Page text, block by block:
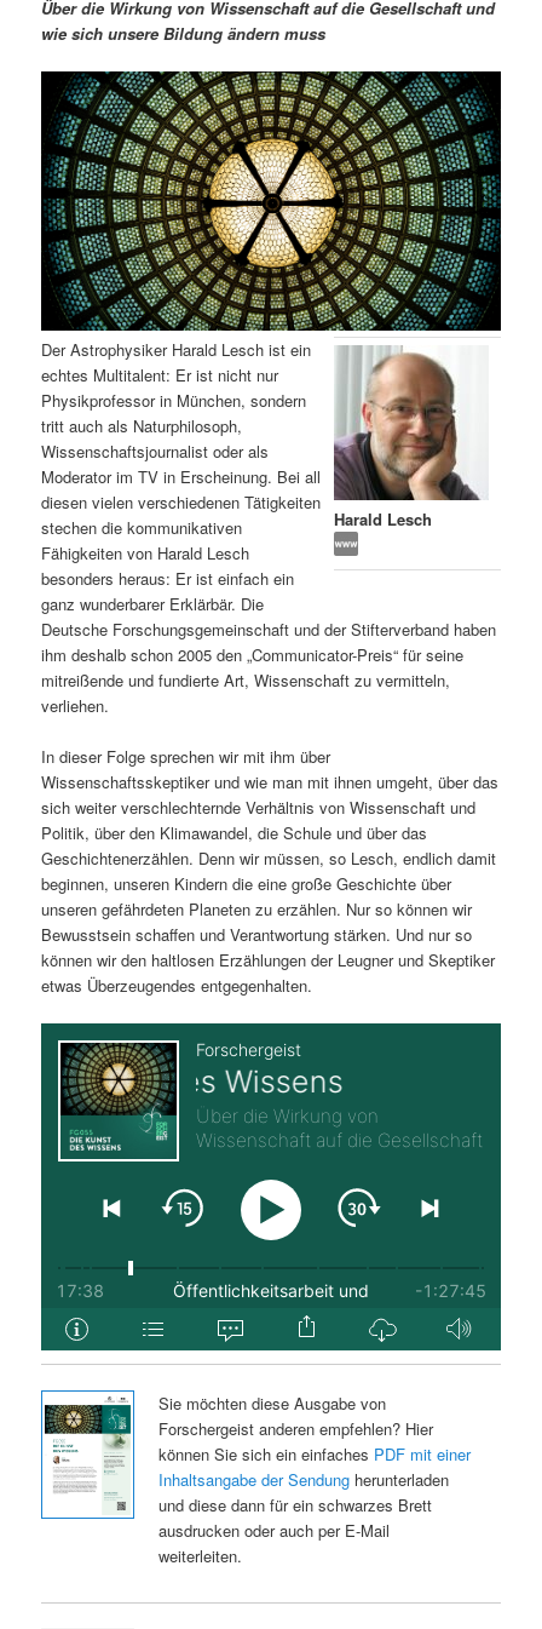
r
e
n
I
n
h
a
l
t
s
p
r
n
g
e
n
d
ä
r
e
n
I
n
h
a
l
t
s
r
i
n
g
e
n
n
a
a
t
i
o
n
Über die Wirkung von Wissenschaft auf die Gesellschaft und
wie sich unsere Bildung ändern muss
Harald Lesch
Der Astrophysiker Harald Lesch ist ein
echtes Multitalent: Er ist nicht nur
Physikprofessor in München, sondern
tritt auch als Naturphilosoph,
Wissenschaftsjournalist oder als
Moderator im TV in Erscheinung. Bei all
diesen vielen verschiedenen Tätigkeiten
stechen die kommunikativen
Fähigkeiten von Harald Lesch
besonders heraus: Er ist einfach ein
ganz wunderbarer Erklärbär. Die
Deutsche Forschungsgemeinschaft und der Stifterverband haben
ihm deshalb schon 2005 den „Communicator-Preis“ für seine
mitreißende und fundierte Art, Wissenschaft zu vermitteln,
verliehen.
In dieser Folge sprechen wir mit ihm über
Wissenschaftsskeptiker und wie man mit ihnen umgeht, über das
sich weiter verschlechternde Verhältnis von Wissenschaft und
Politik, über den Klimawandel, die Schule und über das
Geschichtenerzählen. Denn wir müssen, so Lesch, endlich damit
beginnen, unseren Kindern die eine große Geschichte über
unseren gefährdeten Planeten zu erzählen. Nur so können wir
Bewusstsein schaffen und Verantwortung stärken. Und nur so
können wir den haltlosen Erzählungen der Leugner und Skeptiker
etwas Überzeugendes entgegenhalten.
Sie möchten diese Ausgabe von
Forschergeist anderen empfehlen? Hier
können Sie sich ein einfaches PDF mit einer
Inhaltsangabe der Sendungherunterladen
und diese dann für ein schwarzes Brett
ausdrucken oder auch per E-Mail
weiterleiten.